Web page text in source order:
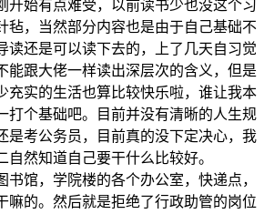
开始有点难受，以前读书少也没这个习
毡，当然部分内容也是由于自己基础不
读还是可以读下去的，上了几天自习觉
能跟大佬一样读出深层次的含义，但是
充实的生活也算比较快乐啦，谁让我本
打个基础吧。目前并没有清晰的人生规
是考公务员，目前真的没下定决心，我
自然知道自己要干什么比较好。
书馆，学院楼的各个办公室，快递点，
嘛的。然后就是拒绝了行政助管的岗位